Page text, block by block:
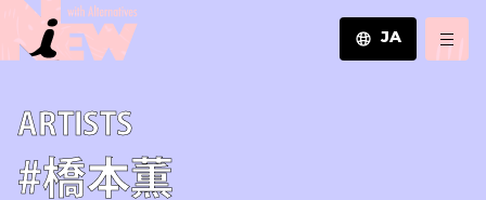
JA
A­R­T­I­S­T­S
#橋本薫